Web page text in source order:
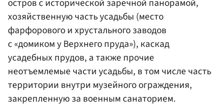
остров с исторической заречной панорамой,
хозяйственную часть усадьбы (место
фарфорового и хрустального заводов
с «домиком у Верхнего пруда»), каскад
усадебных прудов, а также прочие
неотъемлемые части усадьбы, в том числе часть
территории внутри музейного ограждения,
закрепленную за военным санаторием.